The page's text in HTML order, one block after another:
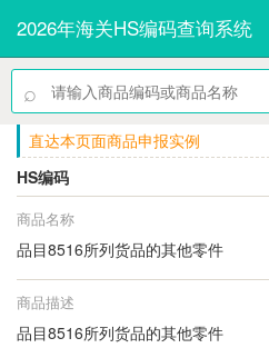
2026年海关HS编码查询系统
⌕
直达本页面商品申报实例
HS编码
商品名称
品目8516所列货品的其他零件
商品描述
品目8516所列货品的其他零件